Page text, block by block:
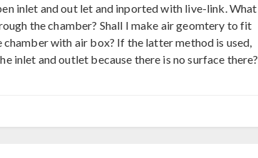
inlet and out let and inported with live-link. What
the chamber? Shall I make air geomtery to fit
with air box? If the latter method is used,
inlet and outlet because there is no surface there?